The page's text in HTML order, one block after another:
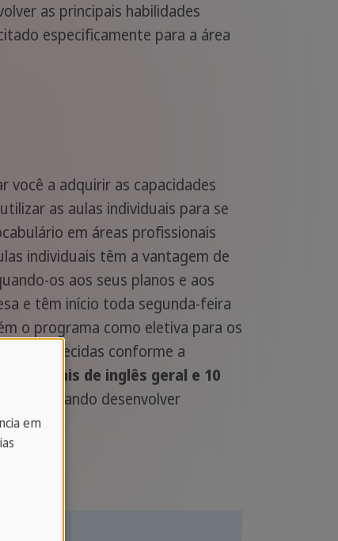
as principais habilidades
especificamente para a área
você a adquirir as capacidades
as aulas individuais para se
em áreas profissionais
individuais têm a vantagem de
os aos seus planos e aos
e têm início toda segunda-feira
o programa como eletiva para os
oferecidas conforme a
semanais de inglês geral e 10
desenvolver
em